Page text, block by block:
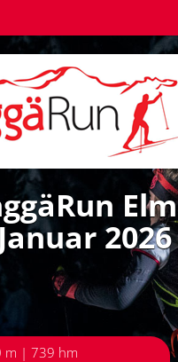
Elm
2026
m | 739 hm